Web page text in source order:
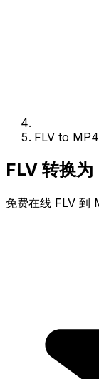
FLV to MP4
FLV 转换
免费在线 FLV 到